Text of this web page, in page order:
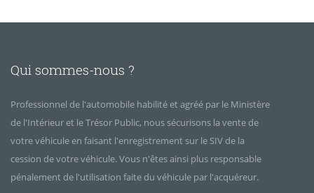
Qui sommes-nous ?
Professionnel de l'automobile habilité et agréé par le Ministère
de l'Intérieur et le Trésor Public, nous sécurisons la vente de
votre véhicule en faisant l'enregistrement sur le SIV de la
cession de votre véhicule. Vous n'êtes ainsi plus responsable
pénalement de l'utilisation faite du véhicule par l'acquéreur.